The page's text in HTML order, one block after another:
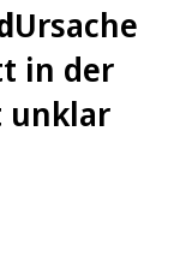
Ursache
in der
unklar